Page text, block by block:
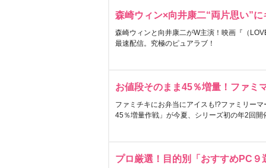
森崎ウィン×向井康二“両片思い”
森崎ウィンと向井康二がW主演！映画『（
最速配信。究極のピュアラブ！
お値段そのまま45％増量！ファミ
ファミチキにお弁当にアイスも!?ファミリー
45％増量作戦」が今夏、シリーズ初の年2回開
プロ厳選！目的別「おすすめPC９